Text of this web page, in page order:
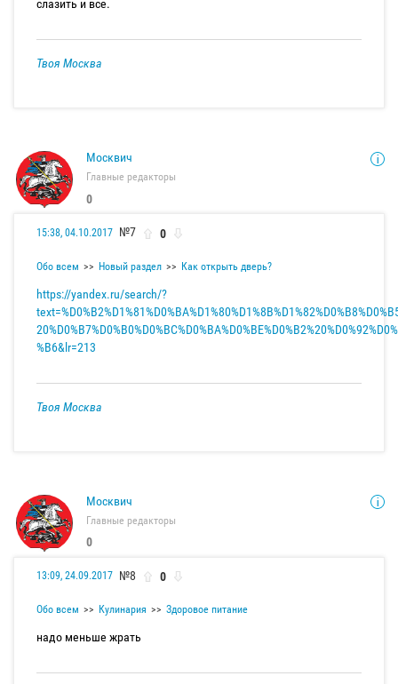
слазить и все.
Твоя Москва
Москвич
Главные редакторы
0
15:38, 04.10.2017 №7 0
Обо всем Новый раздел Как открыть дверь?
https://yandex.ru/search/?
%B6&lr=213
Твоя Москва
Москвич
Главные редакторы
0
13:09, 24.09.2017 №8 0
Обо всем Кулинария Здоровое питание
надо меньше жрать